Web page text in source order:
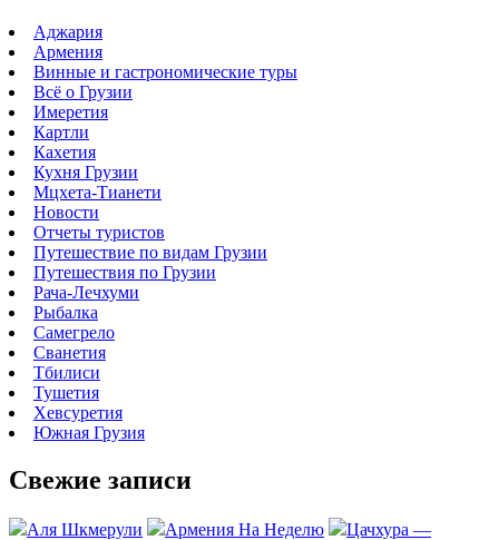
Аджария
Армения
Винные и гастрономические туры
Всё о Грузии
Имеретия
Картли
Кахетия
Кухня Грузии
Мцхета-Тианети
Новости
Отчеты туристов
Путешествие по видам Грузии
Путешествия по Грузии
Рача-Лечхуми
Рыбалка
Самегрело
Сванетия
Тбилиси
Тушетия
Хевсуретия
Южная Грузия
Свежие записи
Аля Шкмерули Армения На Неделю
Цачхура —